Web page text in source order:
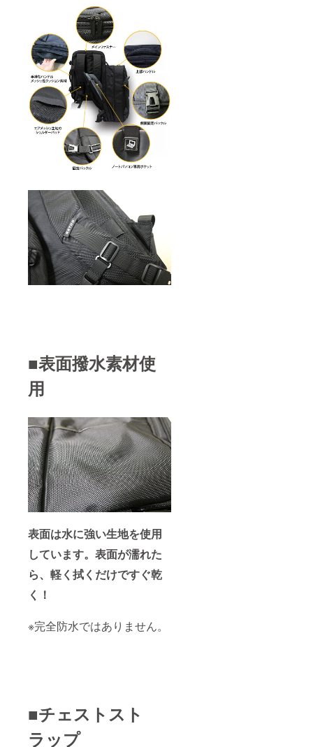
■表面撥水素材使
用
表面は水に強い生地を使用
しています。表面が濡れた
ら、軽く拭くだけですぐ乾
く！
※完全防水ではありません。
■チェストスト
ラップ